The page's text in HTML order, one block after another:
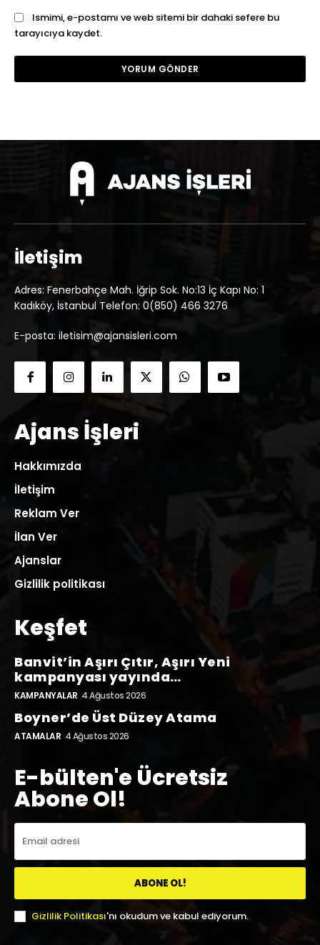
Ismimi, e-postamı ve web sitemi bir dahaki sefere bu
tarayıcıya kaydet.
İletişim
Adres: Fenerbahçe Mah. İğrip Sok. No:13 İç Kapı No: 1
Kadıköy, İstanbul Telefon: 0(850) 466 3276
E-posta: iletisim@ajansisleri.com
Ajans İşleri
Hakkımızda
İletişim
Reklam Ver
İlan Ver
Ajanslar
Gizlilik politikası
Keşfet
Banvit’in Aşırı Çıtır, Aşırı Yeni
kampanyası yayında…
KAMPANYALAR 4 Ağustos 2026
Boyner’de Üst Düzey Atama
ATAMALAR 4 Ağustos 2026
E-bülten'e Ücretsiz
Abone Ol!
ABONE OL!
Gizlilik Politikası'nı okudum ve kabul ediyorum.